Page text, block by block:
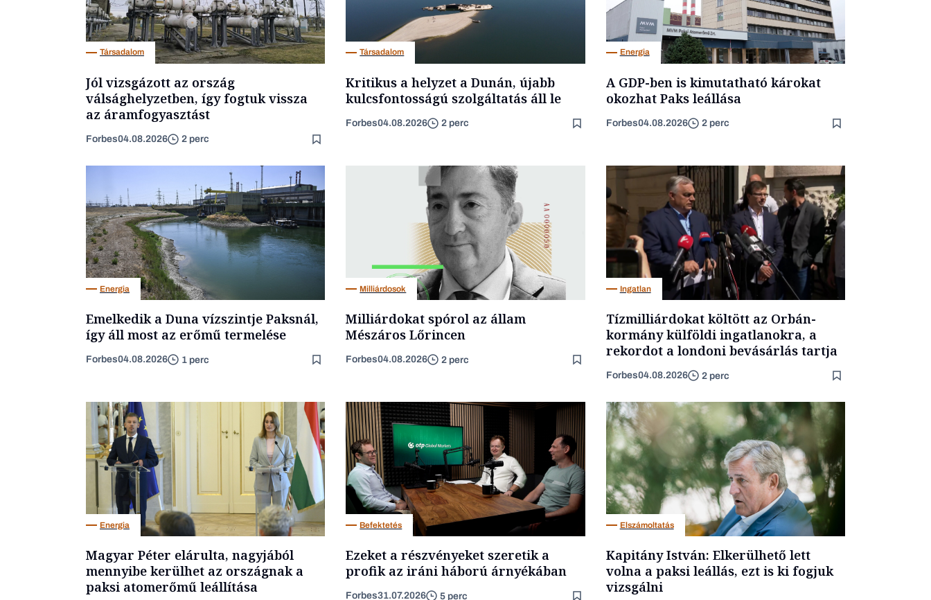
Társadalom
Jól vizsgázott az ország
válsághelyzetben, így fogtuk vissza
az áramfogyasztást
Forbes04.08.2026 2 perc
Társadalom
Kritikus a helyzet a Dunán, újabb
kulcsfontosságú szolgáltatás áll le
Forbes04.08.2026 2 perc
Energia
A GDP-ben is kimutatható károkat
okozhat Paks leállása
Forbes04.08.2026 2 perc
Energia
Emelkedik a Duna vízszintje Paksnál,
így áll most az erőmű termelése
Forbes04.08.2026 1 perc
Milliárdosok
Milliárdokat spórol az állam
Mészáros Lőrincen
Forbes04.08.2026 2 perc
Ingatlan
Tízmilliárdokat költött az Orbán-
kormány külföldi ingatlanokra, a
rekordot a londoni bevásárlás tartja
Forbes04.08.2026 2 perc
Energia
Magyar Péter elárulta, nagyjából
mennyibe kerülhet az országnak a
paksi atomerőmű leállítása
Befektetés
Ezeket a részvényeket szeretik a
profik az iráni háború árnyékában
Forbes31.07.2026 5 perc
Elszámoltatás
Kapitány István: Elkerülhető lett
volna a paksi leállás, ezt is ki fogjuk
vizsgálni